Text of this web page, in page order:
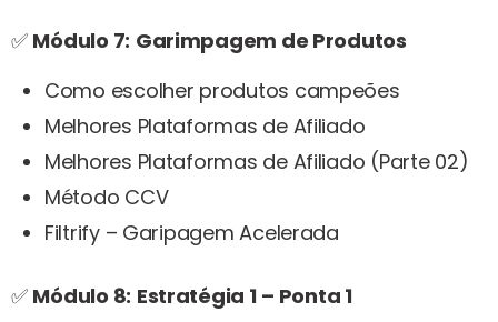
✅ Módulo 7: Garimpagem de Produtos
Como escolher produtos campeões
Melhores Plataformas de Afiliado
Melhores Plataformas de Afiliado (Parte 02)
Método CCV
Filtrify – Garipagem Acelerada
✅ Módulo 8: Estratégia 1 – Ponta 1